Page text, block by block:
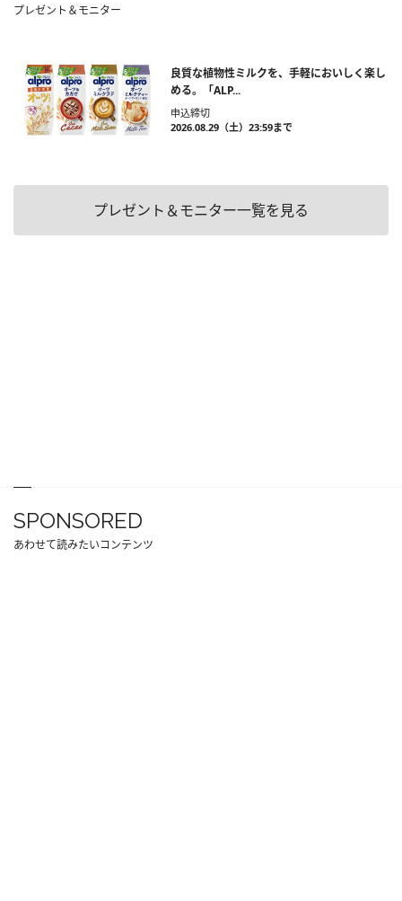
プレゼント＆モニター
良質な植物性ミルクを、手軽においしく楽し
める。「ALP...
申込締切
2026.08.29（土）23:59まで
プレゼント＆モニター一覧を見る
SPONSORED
あわせて読みたいコンテンツ